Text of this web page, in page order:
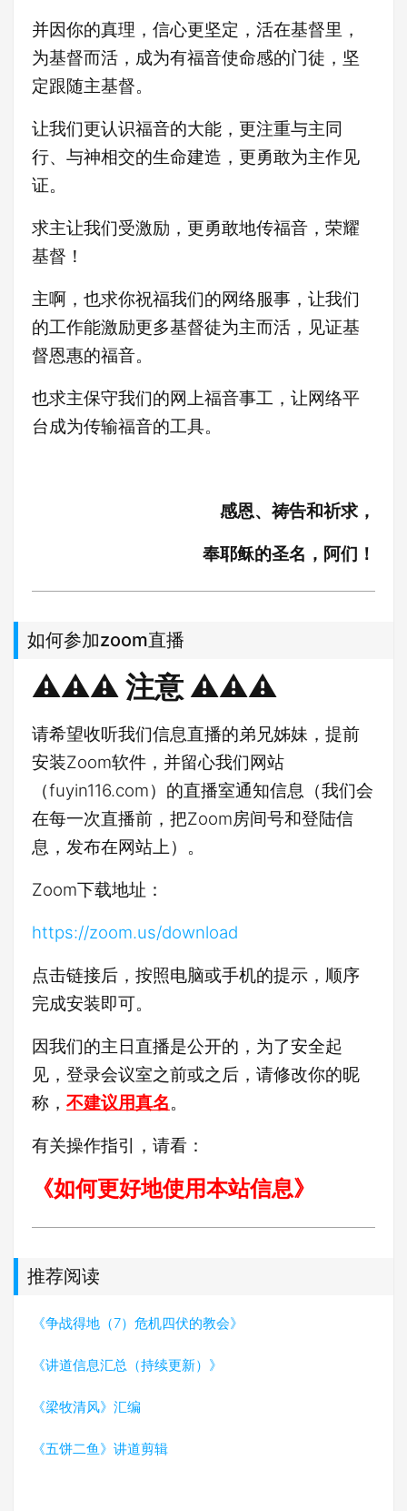
并因你的真理，信心更坚定，活在基督里，
为基督而活，成为有福音使命感的门徒，坚
定跟随主基督。
让我们更认识福音的大能，更注重与主同
行、与神相交的生命建造，更勇敢为主作见
证。
求主让我们受激励，更勇敢地传福音，荣耀
基督！
主啊，也求你祝福我们的网络服事，让我们
的工作能激励更多基督徒为主而活，见证基
督恩惠的福音。
也求主保守我们的网上福音事工，让网络平
台成为传输福音的工具。
感恩、祷告和祈求，
奉耶稣的圣名，阿们！
如何参加zoom直播
⚠️⚠️⚠️ 注意 ⚠️⚠️⚠️
请希望收听我们信息直播的弟兄姊妹，提前
安装Zoom软件，并留心我们网站
（fuyin116.com）的直播室通知信息（我们会
在每一次直播前，把Zoom房间号和登陆信
息，发布在网站上）。
Zoom下载地址：
https://zoom.us/download
点击链接后，按照电脑或手机的提示，顺序
完成安装即可。
因我们的主日直播是公开的，为了安全起
见，登录会议室之前或之后，请修改你的昵
称， 不建议用真名。
有关操作指引，请看：
《如何更好地使用本站信息》
推荐阅读
《争战得地（7）危机四伏的教会》
《讲道信息汇总（持续更新）》
《梁牧清风》汇编
《五饼二鱼》讲道剪辑